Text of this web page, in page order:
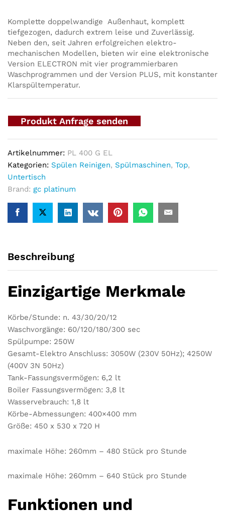
Komplette doppelwandige Außenhaut, komplett
tiefgezogen, dadurch extrem leise und Zuverlässig.
Neben den, seit Jahren erfolgreichen elektro-
mechanischen Modellen, bieten wir eine elektronische
Version ELECTRON mit vier programmierbaren
Waschprogrammen und der Version PLUS, mit konstanter
Klarspültemperatur.
Produkt Anfrage senden
Artikelnummer: PL 400 G EL
Kategorien: Spülen Reinigen, Spülmaschinen, Top,
Untertisch
Brand: gc platinum
Beschreibung
Einzigartige Merkmale
Körbe/Stunde: n. 43/30/20/12
Waschvorgänge: 60/120/180/300 sec
Spülpumpe: 250W
Gesamt-Elektro Anschluss: 3050W (230V 50Hz); 4250W
(400V 3N 50Hz)
Tank-Fassungsvermögen: 6,2 lt
Boiler Fassungsvermögen: 3,8 lt
Wasservebrauch: 1,8 lt
Körbe-Abmessungen: 400×400 mm
Größe: 450 x 530 x 720 H
maximale Höhe: 260mm – 480 Stück pro Stunde
maximale Höhe: 260mm – 640 Stück pro Stunde
Funktionen und